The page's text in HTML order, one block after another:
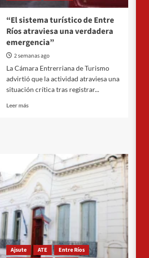
“El sistema turístico de Entre
Ríos atraviesa una verdadera
emergencia”
2 semanas ago
La Cámara Entrerriana de Turismo
advirtió que la actividad atraviesa una
situación crítica tras registrar...
Leer másRead
de
Entre
Ríos
atraviesa
una
verdadera
emergencia”
Ajsute ATE
Entre Ríos